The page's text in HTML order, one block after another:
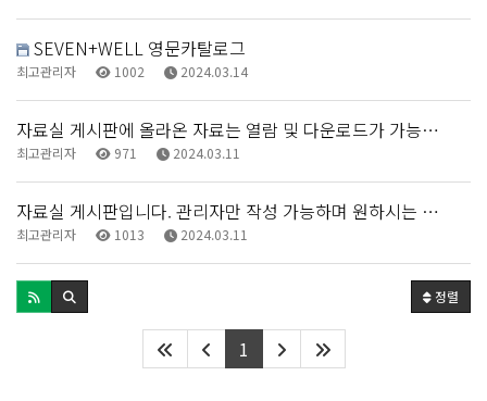
SEVEN+WELL 영문카탈로그
최고관리자 1002 2024.03.14
자료실 게시판에 올라온 자료는 열람 및 다운로드가 가능…
최고관리자 971 2024.03.11
자료실 게시판입니다. 관리자만 작성 가능하며 원하시는 …
최고관리자 1013 2024.03.11
정렬
1